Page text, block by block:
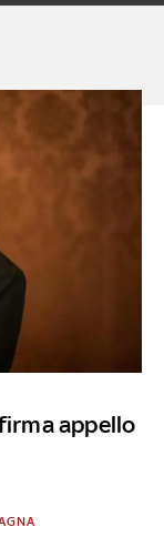
appello